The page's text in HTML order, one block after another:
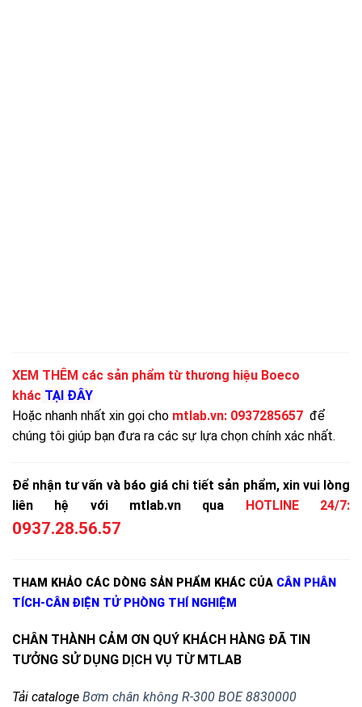
XEM THÊM các sản phẩm từ thương hiệu Boeco
khác TẠI ĐÂY
Hoặc nhanh nhất xin gọi cho mtlab.vn: 0937285657 để
chúng tôi giúp bạn đưa ra các sự lựa chọn chính xác nhất.
Để nhận tư vấn và báo giá chi tiết sản phẩm, xin vui lòng
liên hệ với mtlab.vn qua
HOTLINE 24/7:
0937.28.56.57
THAM KHẢO CÁC DÒNG SẢN PHẨM KHÁC CỦA CÂN PHÂN
TÍCH-CÂN ĐIỆN TỬ PHÒNG THÍ NGHIỆM
CHÂN THÀNH CẢM ƠN QUÝ KHÁCH HÀNG ĐÃ TIN
TƯỞNG SỬ DỤNG DỊCH VỤ TỪ MTLAB
Tải cataloge Bơm chân không R-300 BOE 8830000